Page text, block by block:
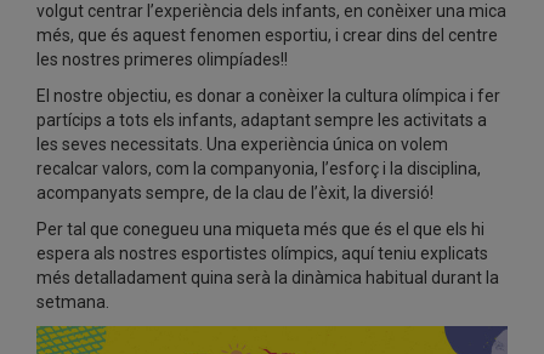
volgut centrar l’experiència dels infants, en conèixer una mica
més, que és aquest fenomen esportiu, i crear dins del centre
les nostres primeres olimpíades!!
El nostre objectiu, es donar a conèixer la cultura olímpica i fer
partícips a tots els infants, adaptant sempre les activitats a
les seves necessitats. Una experiència única on volem
recalcar valors, com la companyonia, l’esforç i la disciplina,
acompanyats sempre, de la clau de l’èxit, la diversió!
Per tal que conegueu una miqueta més que és el que els hi
espera als nostres esportistes olímpics, aquí teniu explicats
més detalladament quina serà la dinàmica habitual durant la
setmana.